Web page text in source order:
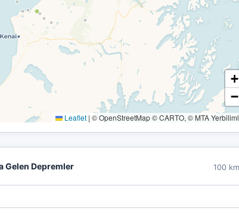
+
−
Leaflet | © OpenStreetMap © CARTO, © MTA
Gelen Depremler 100